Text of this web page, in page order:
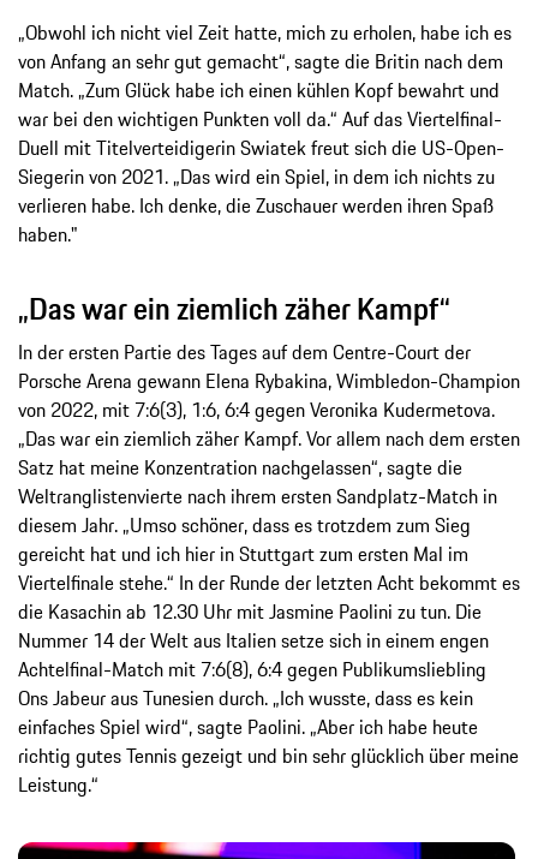
„Obwohl ich nicht viel Zeit hatte, mich zu erholen, habe ich es
von Anfang an sehr gut gemacht“, sagte die Britin nach dem
Match. „Zum Glück habe ich einen kühlen Kopf bewahrt und
war bei den wichtigen Punkten voll da.“ Auf das Viertelfinal-
Duell mit Titelverteidigerin Swiatek freut sich die US-Open-
Siegerin von 2021. „Das wird ein Spiel, in dem ich nichts zu
verlieren habe. Ich denke, die Zuschauer werden ihren Spaß
haben."
„Das war ein ziemlich zäher Kampf“
In der ersten Partie des Tages auf dem Centre-Court der
Porsche Arena gewann Elena Rybakina, Wimbledon-Champion
von 2022, mit 7:6(3), 1:6, 6:4 gegen Veronika Kudermetova.
„Das war ein ziemlich zäher Kampf. Vor allem nach dem ersten
Satz hat meine Konzentration nachgelassen“, sagte die
Weltranglistenvierte nach ihrem ersten Sandplatz-Match in
diesem Jahr. „Umso schöner, dass es trotzdem zum Sieg
gereicht hat und ich hier in Stuttgart zum ersten Mal im
Viertelfinale stehe.“ In der Runde der letzten Acht bekommt es
die Kasachin ab 12.30 Uhr mit Jasmine Paolini zu tun. Die
Nummer 14 der Welt aus Italien setze sich in einem engen
Achtelfinal-Match mit 7:6(8), 6:4 gegen Publikumsliebling
Ons Jabeur aus Tunesien durch. „Ich wusste, dass es kein
einfaches Spiel wird“, sagte Paolini. „Aber ich habe heute
richtig gutes Tennis gezeigt und bin sehr glücklich über meine
Leistung.“